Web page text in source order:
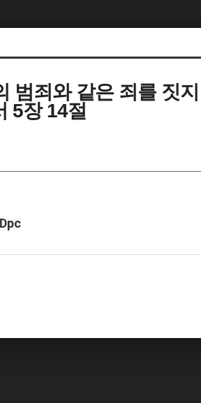
범죄와 같은 죄를 짓
5장 14절